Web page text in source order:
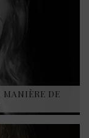
MANIÈRE DE